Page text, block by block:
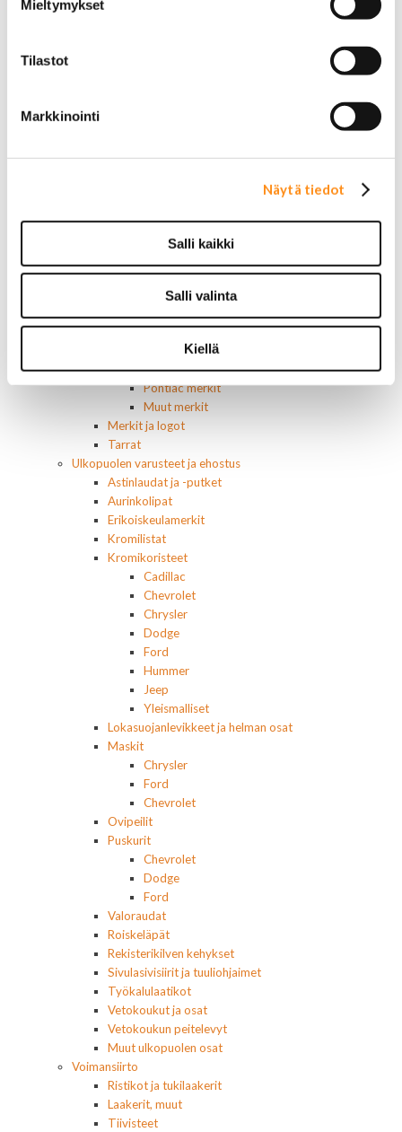
Mieltymykset
Tilastot
Markkinointi
Näytä tiedot
Salli kaikki
Salli valinta
Kiellä
Tarrat, tunnukset, logot, merkit
Käytetyt alkuperäismerkit
Cadillac merkit
Chevrolet merkit
Dodge merkit
Ford merkit
Mercury merkit
Oldsmobile merkit
Plymouth merkit
Pontiac merkit
Muut merkit
Merkit ja logot
Tarrat
Ulkopuolen varusteet ja ehostus
Astinlaudat ja -putket
Aurinkolipat
Erikoiskeulamerkit
Kromilistat
Kromikoristeet
Cadillac
Chevrolet
Chrysler
Dodge
Ford
Hummer
Jeep
Yleismalliset
Lokasuojanlevikkeet ja helman osat
Maskit
Chrysler
Ford
Chevrolet
Ovipeilit
Puskurit
Chevrolet
Dodge
Ford
Valoraudat
Roiskeläpät
Rekisterikilven kehykset
Sivulasivisiirit ja tuuliohjaimet
Työkalulaatikot
Vetokoukut ja osat
Vetokoukun peitelevyt
Muut ulkopuolen osat
Voimansiirto
Ristikot ja tukilaakerit
Laakerit, muut
Tiivisteet